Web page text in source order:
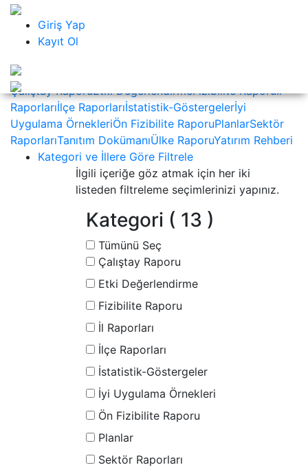
Giriş Yap
Kayıt Ol
KAPAT
Kalkınma Kütüphanesi
Nedir ?Nasıl Kullanılır ?
Kategoriler
Çalıştay RaporuEtki DeğerlendirmeFizibilite Raporuİl
Raporlarıİlçe Raporlarıİstatistik-Göstergelerİyi
Uygulama ÖrnekleriÖn Fizibilite RaporuPlanlarSektör
RaporlarıTanıtım DokümanıÜlke RaporuYatırım Rehberi
Kategori ve İllere Göre Filtrele
İlgili içeriğe göz atmak için her iki
listeden filtreleme seçimlerinizi yapınız.
Kategori ( 13 )
Tümünü Seç
Çalıştay Raporu
Etki Değerlendirme
Fizibilite Raporu
İl Raporları
İlçe Raporları
İstatistik-Göstergeler
İyi Uygulama Örnekleri
Ön Fizibilite Raporu
Planlar
Sektör Raporları